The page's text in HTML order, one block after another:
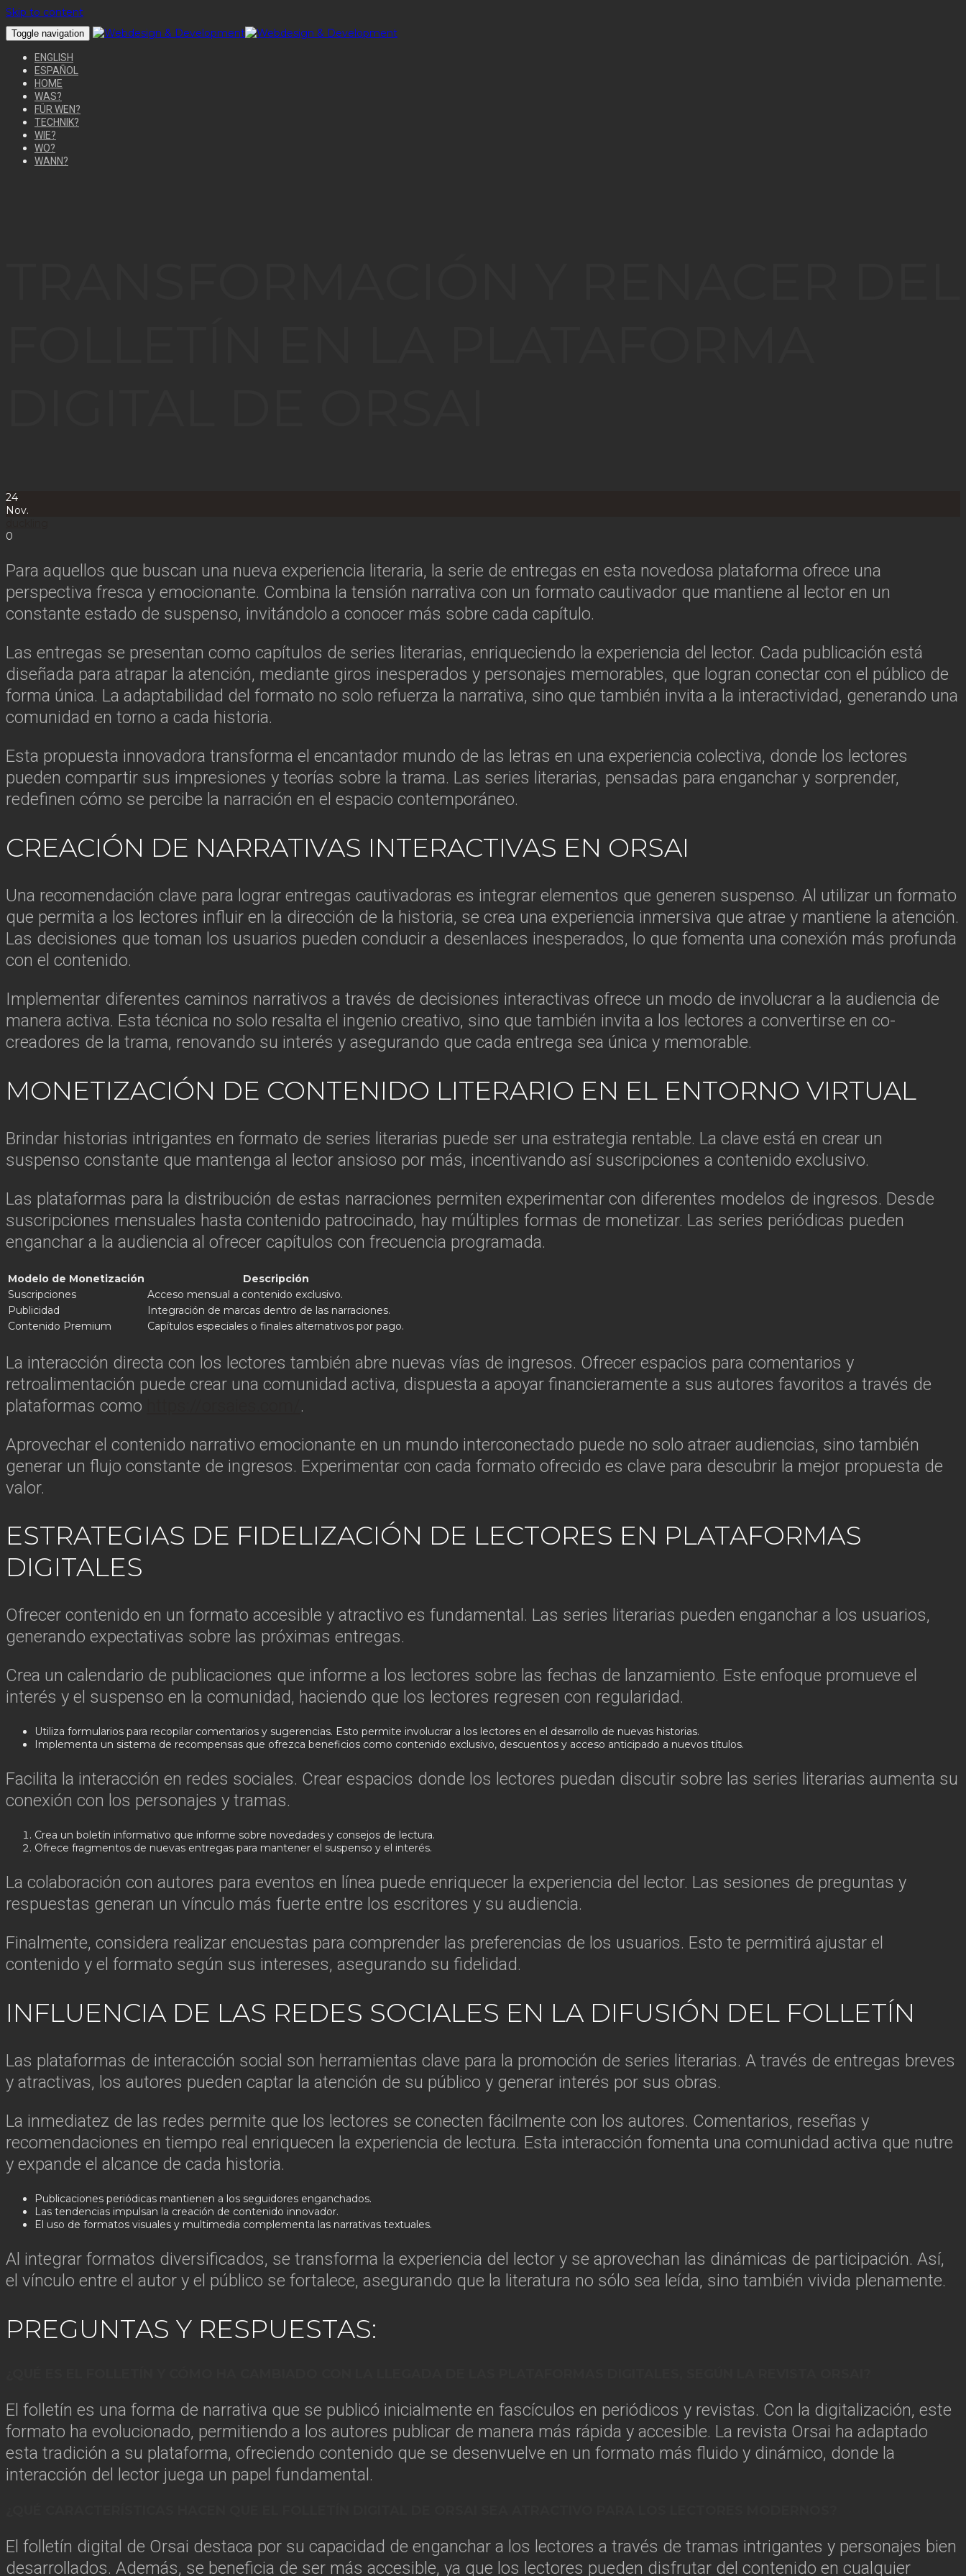
Skip to content
Toggle navigation
ENGLISH
ESPAÑOL
HOME
WAS?
FÜR WEN?
TECHNIK?
WIE?
WO?
WANN?
24
Nov.
0
Para aquellos que buscan una nueva experiencia literaria, la serie de entregas en esta novedosa plataforma ofrece una
perspectiva fresca y emocionante. Combina la tensión narrativa con un formato cautivador que mantiene al lector en un
constante estado de suspenso, invitándolo a conocer más sobre cada capítulo.
Las entregas se presentan como capítulos de series literarias, enriqueciendo la experiencia del lector. Cada publicación está
diseñada para atrapar la atención, mediante giros inesperados y personajes memorables, que logran conectar con el público de
forma única. La adaptabilidad del formato no solo refuerza la narrativa, sino que también invita a la interactividad, generando una
comunidad en torno a cada historia.
Esta propuesta innovadora transforma el encantador mundo de las letras en una experiencia colectiva, donde los lectores
pueden compartir sus impresiones y teorías sobre la trama. Las series literarias, pensadas para enganchar y sorprender,
redefinen cómo se percibe la narración en el espacio contemporáneo.
CREACIÓN DE NARRATIVAS INTERACTIVAS EN ORSAI
Una recomendación clave para lograr entregas cautivadoras es integrar elementos que generen suspenso. Al utilizar un formato
que permita a los lectores influir en la dirección de la historia, se crea una experiencia inmersiva que atrae y mantiene la atención.
Las decisiones que toman los usuarios pueden conducir a desenlaces inesperados, lo que fomenta una conexión más profunda
con el contenido.
Implementar diferentes caminos narrativos a través de decisiones interactivas ofrece un modo de involucrar a la audiencia de
manera activa. Esta técnica no solo resalta el ingenio creativo, sino que también invita a los lectores a convertirse en co-
creadores de la trama, renovando su interés y asegurando que cada entrega sea única y memorable.
MONETIZACIÓN DE CONTENIDO LITERARIO EN EL ENTORNO VIRTUAL
Brindar historias intrigantes en formato de series literarias puede ser una estrategia rentable. La clave está en crear un
suspenso constante que mantenga al lector ansioso por más, incentivando así suscripciones a contenido exclusivo.
Las plataformas para la distribución de estas narraciones permiten experimentar con diferentes modelos de ingresos. Desde
suscripciones mensuales hasta contenido patrocinado, hay múltiples formas de monetizar. Las series periódicas pueden
enganchar a la audiencia al ofrecer capítulos con frecuencia programada.
Modelo de Monetización
Descripción
Suscripciones
Acceso mensual a contenido exclusivo.
Publicidad
Integración de marcas dentro de las narraciones.
Contenido Premium
Capítulos especiales o finales alternativos por pago.
La interacción directa con los lectores también abre nuevas vías de ingresos. Ofrecer espacios para comentarios y
retroalimentación puede crear una comunidad activa, dispuesta a apoyar financieramente a sus autores favoritos a través de
plataformas como
.
Aprovechar el contenido narrativo emocionante en un mundo interconectado puede no solo atraer audiencias, sino también
generar un flujo constante de ingresos. Experimentar con cada formato ofrecido es clave para descubrir la mejor propuesta de
valor.
ESTRATEGIAS DE FIDELIZACIÓN DE LECTORES EN PLATAFORMAS
DIGITALES
Ofrecer contenido en un formato accesible y atractivo es fundamental. Las series literarias pueden enganchar a los usuarios,
generando expectativas sobre las próximas entregas.
Crea un calendario de publicaciones que informe a los lectores sobre las fechas de lanzamiento. Este enfoque promueve el
interés y el suspenso en la comunidad, haciendo que los lectores regresen con regularidad.
Utiliza formularios para recopilar comentarios y sugerencias. Esto permite involucrar a los lectores en el desarrollo de nuevas historias.
Implementa un sistema de recompensas que ofrezca beneficios como contenido exclusivo, descuentos y acceso anticipado a nuevos títulos.
Facilita la interacción en redes sociales. Crear espacios donde los lectores puedan discutir sobre las series literarias aumenta su
conexión con los personajes y tramas.
Crea un boletín informativo que informe sobre novedades y consejos de lectura.
Ofrece fragmentos de nuevas entregas para mantener el suspenso y el interés.
La colaboración con autores para eventos en línea puede enriquecer la experiencia del lector. Las sesiones de preguntas y
respuestas generan un vínculo más fuerte entre los escritores y su audiencia.
Finalmente, considera realizar encuestas para comprender las preferencias de los usuarios. Esto te permitirá ajustar el
contenido y el formato según sus intereses, asegurando su fidelidad.
INFLUENCIA DE LAS REDES SOCIALES EN LA DIFUSIÓN DEL FOLLETÍN
Las plataformas de interacción social son herramientas clave para la promoción de series literarias. A través de entregas breves
y atractivas, los autores pueden captar la atención de su público y generar interés por sus obras.
La inmediatez de las redes permite que los lectores se conecten fácilmente con los autores. Comentarios, reseñas y
recomendaciones en tiempo real enriquecen la experiencia de lectura. Esta interacción fomenta una comunidad activa que nutre
y expande el alcance de cada historia.
Publicaciones periódicas mantienen a los seguidores enganchados.
Las tendencias impulsan la creación de contenido innovador.
El uso de formatos visuales y multimedia complementa las narrativas textuales.
Al integrar formatos diversificados, se transforma la experiencia del lector y se aprovechan las dinámicas de participación. Así,
el vínculo entre el autor y el público se fortalece, asegurando que la literatura no sólo sea leída, sino también vivida plenamente.
PREGUNTAS Y RESPUESTAS:
El folletín es una forma de narrativa que se publicó inicialmente en fascículos en periódicos y revistas. Con la digitalización, este
formato ha evolucionado, permitiendo a los autores publicar de manera más rápida y accesible. La revista Orsai ha adaptado
esta tradición a su plataforma, ofreciendo contenido que se desenvuelve en un formato más fluido y dinámico, donde la
interacción del lector juega un papel fundamental.
El folletín digital de Orsai destaca por su capacidad de enganchar a los lectores a través de tramas intrigantes y personajes bien
desarrollados. Además, se beneficia de ser más accesible, ya que los lectores pueden disfrutar del contenido en cualquier